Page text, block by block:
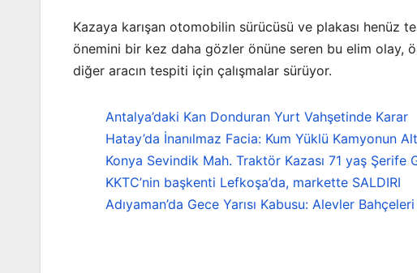
Kazaya karışan otomobilin sürücüsü ve plakası
önemini bir kez daha gözler önüne seren bu elim olay,
diğer aracın tespiti için çalışmalar sürüyor.
Antalya’daki Kan Donduran Yurt Vahşetinde Karar
Hatay’da İnanılmaz Facia: Kum Yüklü Kamyonun
Konya Sevindik Mah. Traktör Kazası 71 yaş Şerife
KKTC’nin başkenti Lefkoşa’da, markette SALDIRI
Adıyaman’da Gece Yarısı Kabusu: Alevler